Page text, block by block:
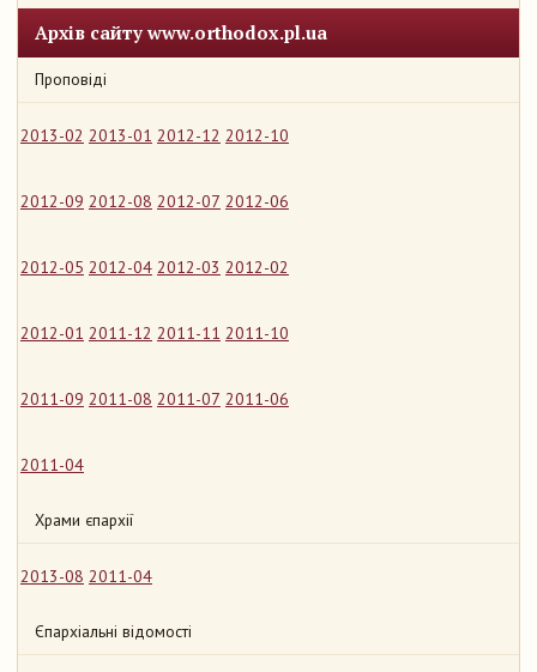
Архів сайту www.orthodox.pl.ua
Проповіді
2013-02 2013-01 2012-12 2012-10
2012-09 2012-08 2012-07 2012-06
2012-05 2012-04 2012-03 2012-02
2012-01 2011-12 2011-11 2011-10
2011-09 2011-08 2011-07 2011-06
2011-04
Храми єпархії
2013-08 2011-04
Єпархіальні відомості